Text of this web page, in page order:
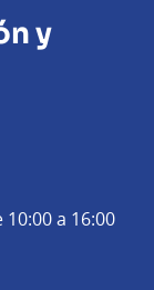
y
a 16:00